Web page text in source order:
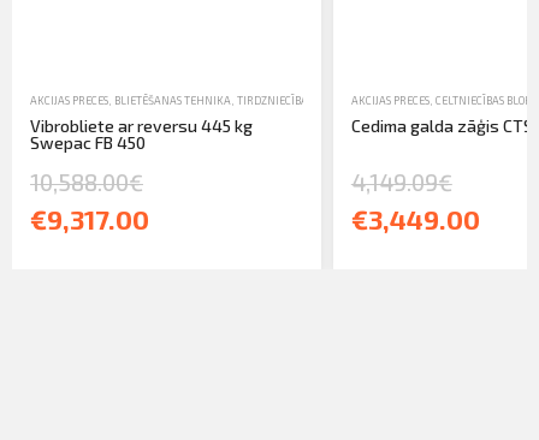
AKCIJAS PRECES BLIETĒŠANAS TEHNIKA TIRDZNIECĪBA VIBROBLIETES
Vibrobliete ar reversu 445 kg
Swepac FB 450
10,588.00€
€9,317.00
AKCIJAS PRECES, CELTNIECĪBAS
Cedima galda zāģis
4,149.09€
€3,449.00